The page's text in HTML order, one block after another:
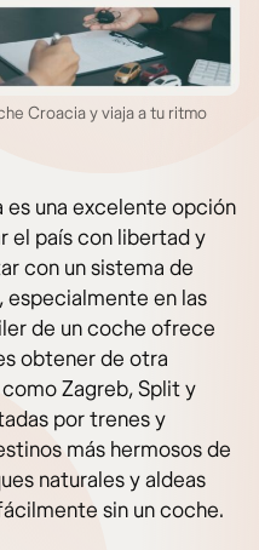
Croacia y viaja a tu ritmo
una excelente opción
el país con libertad y
con un sistema de
en las
de un coche ofrece
obtener de otra
Zagreb, Split y
por trenes y
más hermosos de
naturales y aldeas
sin un coche.